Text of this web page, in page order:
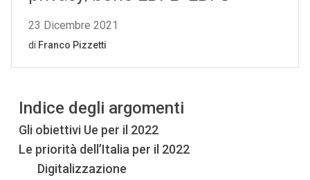
Indice degli argomenti
Gli obiettivi Ue per il 2022
Le priorità dell’Italia per il 2022
Digitalizzazione